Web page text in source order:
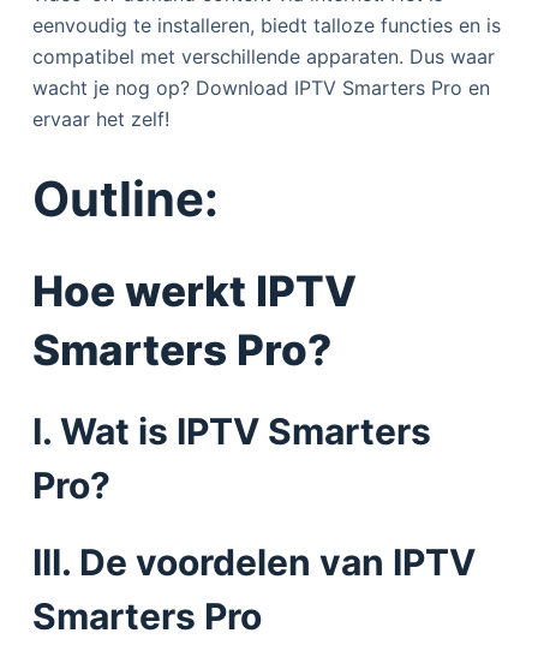
eenvoudig te installeren, biedt talloze functies en is
compatibel met verschillende apparaten. Dus waar
wacht je nog op? Download IPTV Smarters Pro en
ervaar het zelf!
Outline:
Hoe werkt IPTV
Smarters Pro?
I. Wat is IPTV Smarters
Pro?
III. De voordelen van IPTV
Smarters Pro